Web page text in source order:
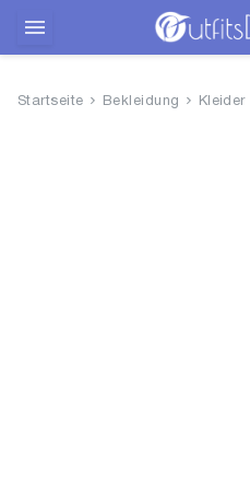
Startseite Bekleidung Kleider